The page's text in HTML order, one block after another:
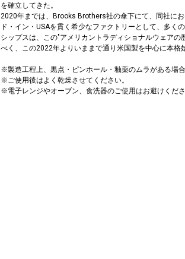
を確立してきた。
2020年までは、Brooks Brothers社の傘下にて、同社に
ド・イン・USAを貫く希少なファクトリーとして、多く
シップスは、この"アメリカントラディショナルウェア
べく、この2022年よりいままで通り米国製を中心に本格
※製造工程上、黒点・ピンホール・釉薬のムラがある場合
※ご使用後はよく乾燥させてください。
※電子レンジやオーブン、食洗器のご使用はお避けくださ